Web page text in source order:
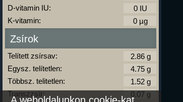
D-vitamin IU:
K-vitamin:
Zsírok
Telített zsírsav:
Egysz. telítetlen:
Többsz. telitetlen:
Transzzsír: